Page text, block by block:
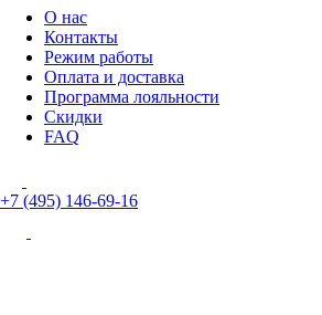
О нас
Контакты
Режим работы
Оплата и доставка
Программа лояльности
Скидки
FAQ
+7 (495) 146-69-16